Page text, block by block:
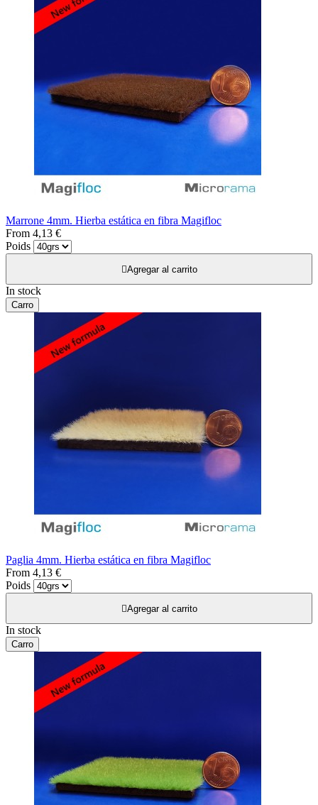
Marrone 4mm. Hierba estática en fibra Magifloc
From 4,13 €
Poids
Agregar al carrito
In stock
Carro
Paglia 4mm. Hierba estática en fibra Magifloc
From 4,13 €
Poids
Agregar al carrito
In stock
Carro